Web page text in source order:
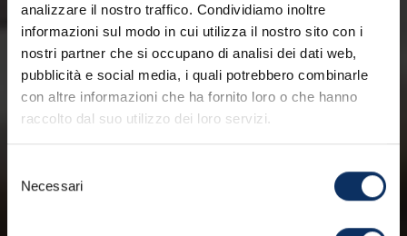
analizzare il nostro traffico. Condividiamo inoltre
informazioni sul modo in cui utilizza il nostro sito con i
nostri partner che si occupano di analisi dei dati web,
pubblicità e social media, i quali potrebbero combinarle
con altre informazioni che ha fornito loro o che hanno
raccolto dal suo utilizzo dei loro servizi.
delNecessari